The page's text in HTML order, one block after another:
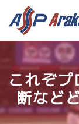
これぞ
断など